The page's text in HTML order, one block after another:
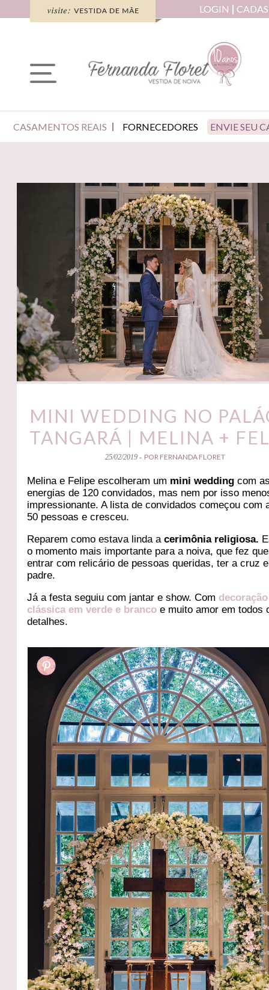
LOGIN
CASAMENTOS REAIS FORNECEDORES ENVIE SEU
MINI WEDDING NO
TANGARÁ | MELINA +
25/02/2019 - POR FERNANDA FLORET
Melina e Felipe escolheram um mini weddingcom
energias de 120 convidados, mas nem por isso
impressionante. A lista de convidados começou com
50 pessoas e cresceu.
Reparem como estava linda acerimônia religiosa.
o momento mais importante para a noiva, que fez
entrar com relicário de pessoas queridas, ter a cruz
padre.
Já a festa seguiu com jantar e show. Com decoração
clássica em verde e branco e muito amor em todos
detalhes.